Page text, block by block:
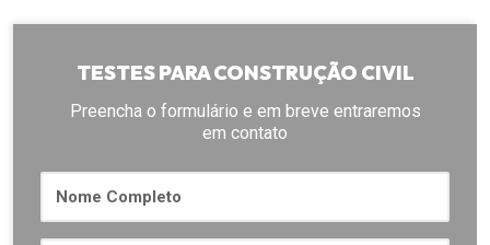
TESTES PARA CONSTRUÇÃO CIVIL
Preencha o formulário e em breve entraremos
em contato